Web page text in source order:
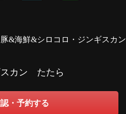
豚&海鮮&シロコロ・ジンギスカ
スカン たたら
・予約する